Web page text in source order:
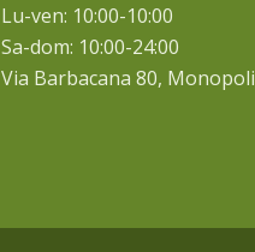
Lu-ven: 10:00-10:00
Sa-dom: 10:00-24:00
Via Barbacana 80, Monopoli